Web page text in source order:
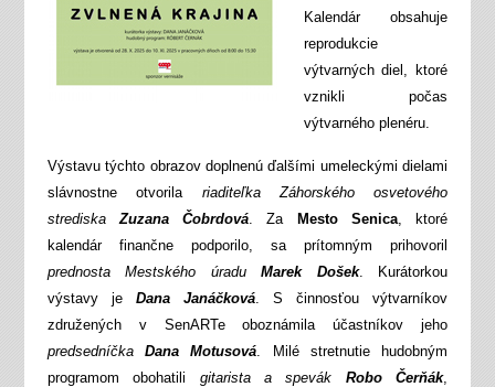
Kalendár obsahuje
reprodukcie
výtvarných diel, ktoré
vznikli počas
výtvarného plenéru.
Výstavu týchto obrazov doplnenú ďalšími umeleckými dielami
slávnostne otvorila riaditeľka Záhorského osvetového
strediskaZuzana Čobrdová. Za Mesto Senica, ktoré
kalendár finančne podporilo, sa prítomným prihovoril
prednosta Mestského úraduMarek Došek. Kurátorkou
výstavy je Dana Janáčková. S činnosťou výtvarníkov
združených v SenARTe oboznámila účastníkov jeho
predsedníčka Dana Motusová. Milé stretnutie hudobným
programom obohatili gitarista a spevák Robo Čerňák,